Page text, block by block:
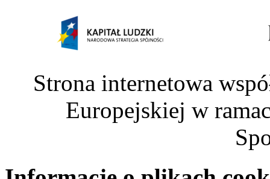
Strona internetowa
Europejskiej w